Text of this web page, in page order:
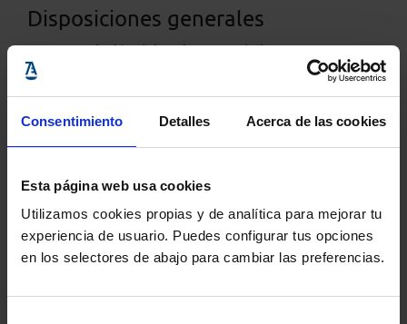
Consentimiento Detalles Acerca de las cookies
Esta página web usa cookies
Utilizamos cookies propias y de analítica para mejorar tu
experiencia de usuario. Puedes configurar tus opciones
en los selectores de abajo para cambiar las preferencias.
Disposiciones generales
Resolución del Parlamento de las
convalida el Decreto Ley 2/2021,
de 22 de marzo,por el que se
impuesto sobre estancias
la tasa fiscal sobre los juegos de
surte, envite o azar.